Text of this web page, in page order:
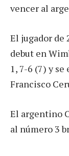
vencer al
El jugador de
debut en
1, 7-6 (7) y
Francisco
El argentino
al número 3